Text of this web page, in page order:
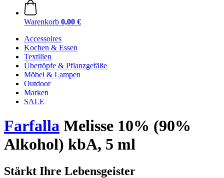
Warenkorb 0,00 €
Accessoires
Kochen & Essen
Textilien
Übertöpfe & Pflanzgefäße
Möbel & Lampen
Outdoor
Marken
SALE
Farfalla Melisse 10% (90%
Alkohol) kbA, 5 ml
Stärkt Ihre Lebensgeister